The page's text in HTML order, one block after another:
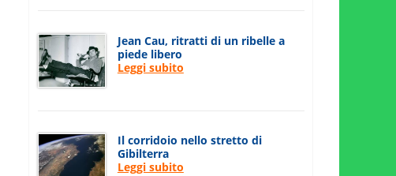
Jean Cau, ritratti di un ribelle a
piede libero
Leggi subito
Il corridoio nello stretto di
Gibilterra
Leggi subito